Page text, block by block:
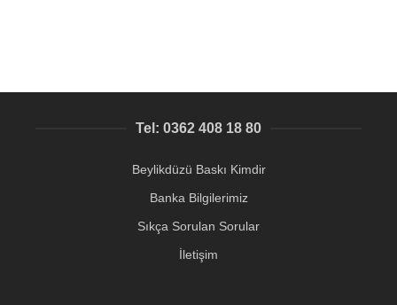
Tel: 0362 408 18 80
Beylikdüzü Baskı Kimdir
Banka Bilgilerimiz
Sıkça Sorulan Sorular
İletişim